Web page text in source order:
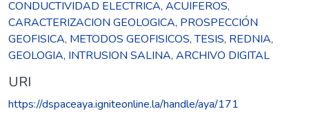
CONDUCTIVIDAD ELECTRICA, ACUIFEROS,
CARACTERIZACION GEOLOGICA, PROSPECCIÓN
GEOFISICA, METODOS GEOFISICOS,TESIS, REDNIA,
GEOLOGIA, INTRUSION SALINA, ARCHIVO DIGITAL
URI
https://dspaceaya.igniteonline.la/handle/aya/171